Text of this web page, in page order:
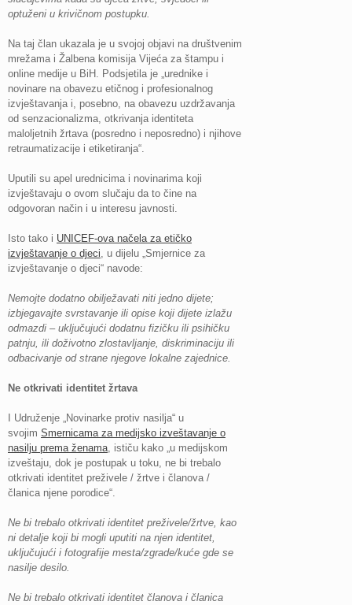
optuženi u krivičnom postupku.
Na taj član ukazala je u svojoj objavi na društvenim
mrežama i Žalbena komisija Vijeća za štampu i
online medije u BiH. Podsjetila je „urednike i
novinare na obavezu etičnog i profesionalnog
izvještavanja i, posebno, na obavezu uzdržavanja
od senzacionalizma, otkrivanja identiteta
maloljetnih žrtava (posredno i neposredno) i njihove
retraumatizacije i etiketiranja“.
Uputili su apel urednicima i novinarima koji
izvještavaju o ovom slučaju da to čine na
odgovoran način i u interesu javnosti.
Isto tako i UNICEF-ova načela za etičko
izvještavanje o djeci , u dijelu „Smjernice za
izvještavanje o djeci“ navode:
Nemojte dodatno obilježavati niti jedno dijete;
izbjegavajte svrstavanje ili opise koji dijete izlažu
odmazdi – uključujući dodatnu fizičku ili psihičku
patnju, ili doživotno zlostavljanje, diskriminaciju ili
odbacivanje od strane njegove lokalne zajednice.
Ne otkrivati identitet žrtava
I Udruženje „Novinarke protiv nasilja“ u
svojim Smernicama za medijsko izveštavanje o
nasilju prema ženama , ističu kako „u medijskom
izveštaju, dok je postupak u toku, ne bi trebalo
otkrivati identitet preživele / žrtve i članova /
članica njene porodice“.
Ne bi trebalo otkrivati identitet preživele/žrtve, kao
ni detalje koji bi mogli uputiti na njen identitet,
uključujući i fotografije mesta/zgrade/kuće gde se
nasilje desilo.
Ne bi trebalo otkrivati identitet članova i članica